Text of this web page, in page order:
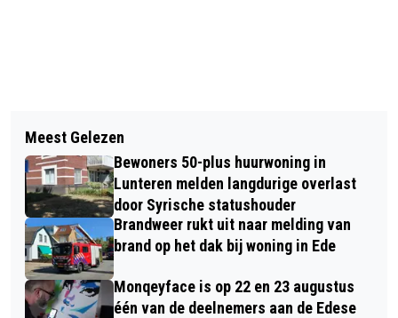
STERKE WAARDERING VOOR
ONDERWIJS EN LEERKRACHTEN OP
J.H. DONNERSCHOOL
ZIEKENHUIS GELDERSE VALLEI BIEDT
LEEFSTIJLCONSULT NU OOK AAN IN
VEENENDAAL
Meest Gelezen
Bewoners 50-plus huurwoning in
Lunteren melden langdurige overlast
door Syrische statushouder
Brandweer rukt uit naar melding van
brand op het dak bij woning in Ede
Monqeyface is op 22 en 23 augustus
één van de deelnemers aan de Edese